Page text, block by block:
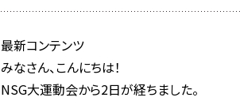
最新コンテンツ
みなさん、こんにちは！
NSG大運動会から2日が経ちました。